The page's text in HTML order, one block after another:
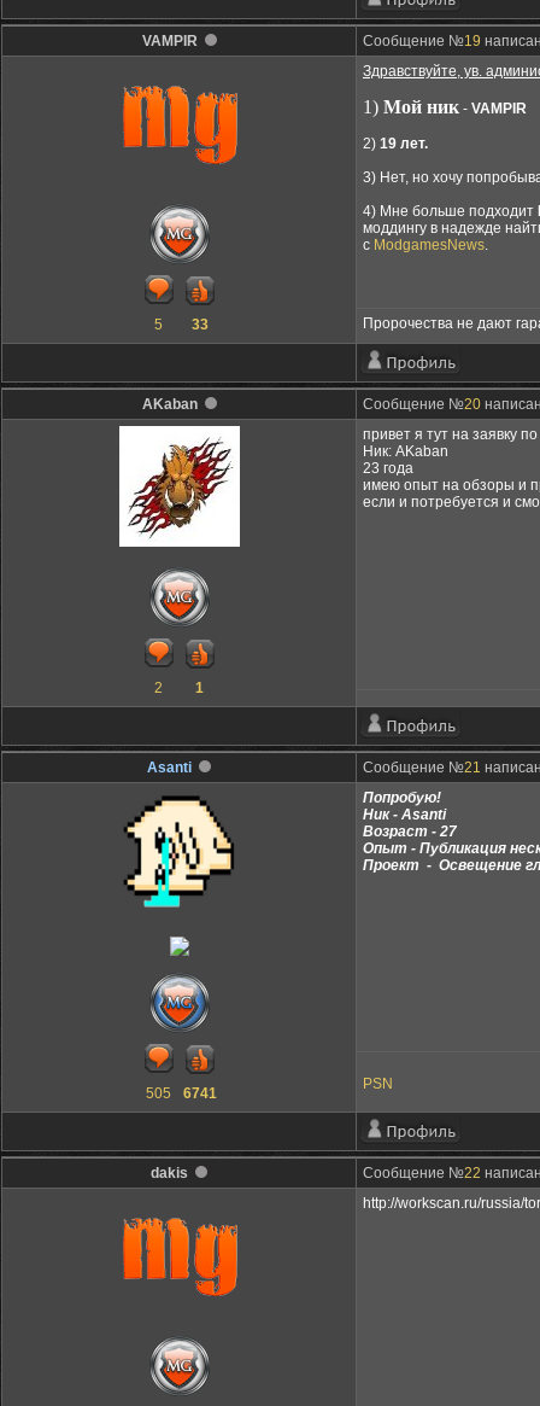
VAMPIR Сообщение №19
5 33
Здравствуйте, ув.
1) Мой ник - VAMPIR
2) 19 лет.
3) Нет, но хочу
4) Мне больше подходит
моддингу в надежде
с ModgamesNews.
Пророчества не дают
AKaban Сообщение №20
2 1
привет я тут на заявку
Ник: AKaban
23 года
имею опыт на обзоры и
если и потребуется и
Asanti Сообщение №21
505 6741
Попробую!
Ник - Asanti
Возраст - 27
Опыт - Публикация
Проект - Освещение
PSN
dakis Сообщение №22
http://workscan.ru/russia/